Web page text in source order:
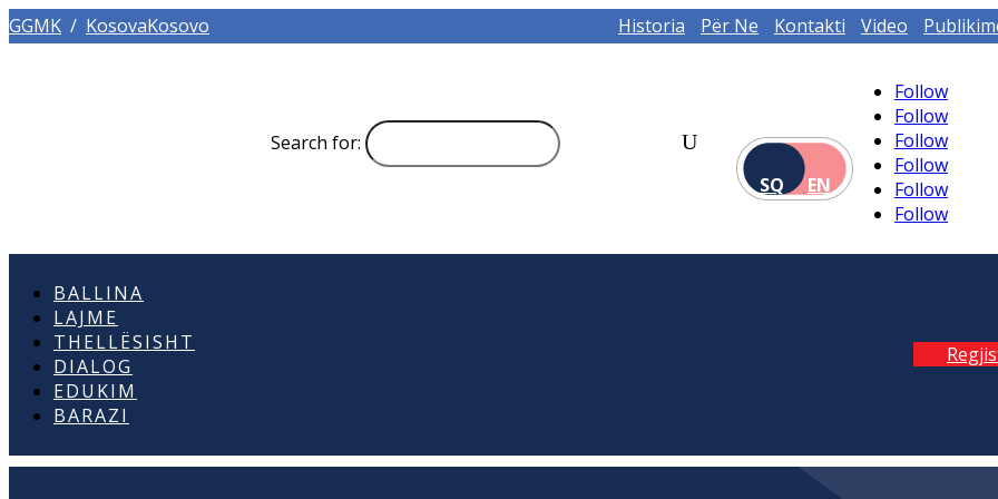
GGMK / KosovaKosovo Historia Për Ne Kontakti Video
Search for:
SQ
EN
Follow
Follow
Follow
Follow
Follow
Follow
BALLINA
LAJME
THELLËSISHT
DIALOG
EDUKIM
BARAZI